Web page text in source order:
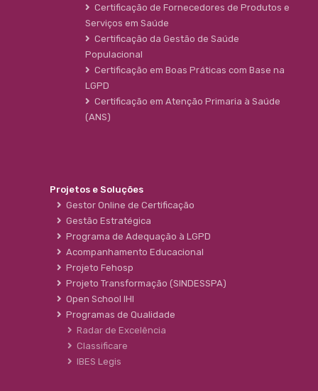
Certificação de Fornecedores de Produtos e
Serviços em Saúde
Certificação da Gestão de Saúde
Populacional
Certificação em Boas Práticas com Base na
LGPD
Certificação em Atenção Primaria à Saúde
(ANS)
Projetos e Soluções
Gestor Online de Certificação
Gestão Estratégica
Programa de Adequação à LGPD
Acompanhamento Educacional
Projeto Fehosp
Projeto Transformação (SINDESSPA)
Open School IHI
Programas de Qualidade
Radar de Excelência
Classificare
IBES Legis